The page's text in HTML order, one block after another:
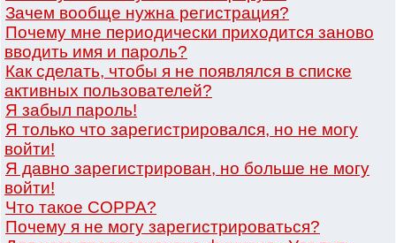
Зачем вообще нужна регистрация?
Почему мне периодически приходится заново
вводить имя и пароль?
Как сделать, чтобы я не появлялся в списке
активных пользователей?
Я забыл пароль!
Я только что зарегистрировался, но не могу
войти!
Я давно зарегистрирован, но больше не могу
войти!
Что такое COPPA?
Почему я не могу зарегистрироваться?